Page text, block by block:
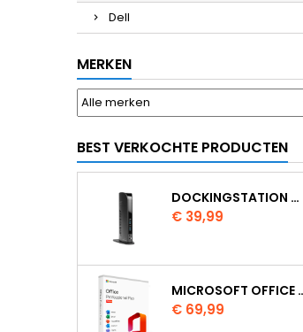
Dell
MERKEN
BEST VERKOCHTE PRODUCTEN
DOCKINGSTATION KENSINGTON USB 3.0 SD3500V
Prijs
€ 39,99
MICROSOFT
Prijs
€ 69,99